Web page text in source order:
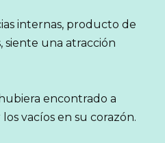
internas, producto de
siente una atracción
encontrado a
vacíos en su corazón.